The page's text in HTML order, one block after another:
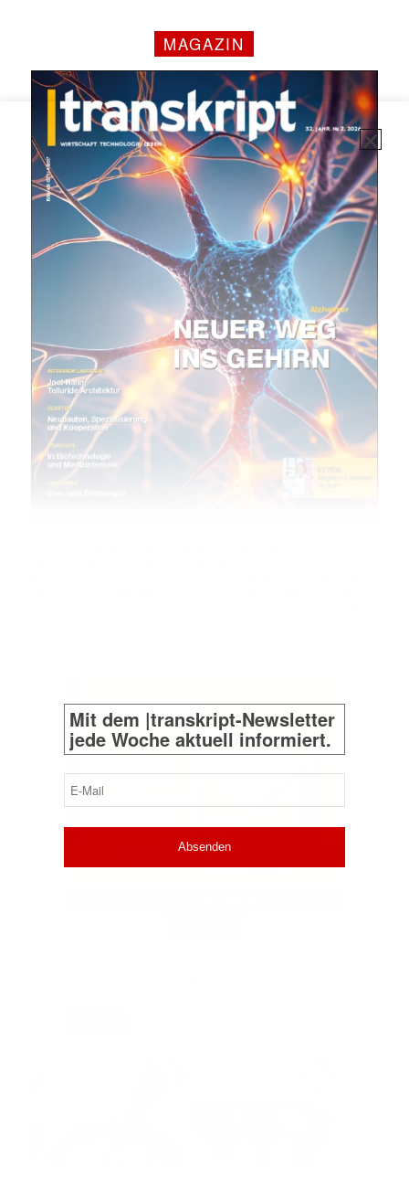
Mit dem |transkript-Newsletter
jede Woche aktuell informiert.
✕
E-
Mail
(erforderlich)
MAGAZIN